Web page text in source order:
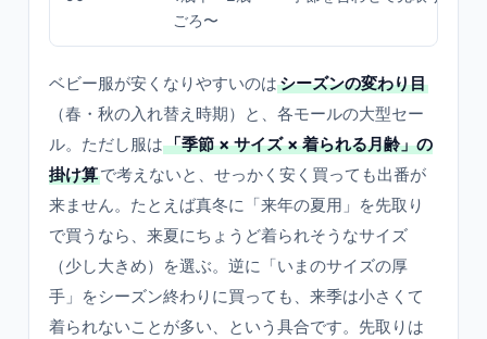
ごろ〜
ベビー服が安くなりやすいのはシーズンの変わり目
（春・秋の入れ替え時期）と、各モールの大型セー
ル。ただし服は「季節 × サイズ × 着られる月齢」の
掛け算で考えないと、せっかく安く買っても出番が
来ません。たとえば真冬に「来年の夏用」を先取り
で買うなら、来夏にちょうど着られそうなサイズ
（少し大きめ）を選ぶ。逆に「いまのサイズの厚
手」をシーズン終わりに買っても、来季は小さくて
着られないことが多い、という具合です。先取りは